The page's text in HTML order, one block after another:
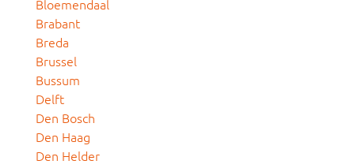
Bloemendaal
Brabant
Breda
Brussel
Bussum
Delft
Den Bosch
Den Haag
Den Helder